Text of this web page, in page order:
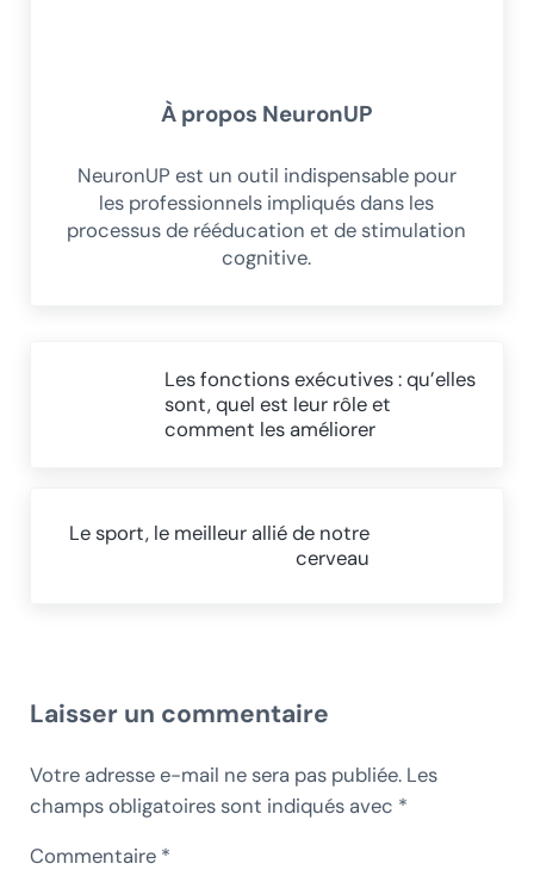
À propos NeuronUP
NeuronUP est un outil indispensable pour
les professionnels impliqués dans les
processus de rééducation et de stimulation
cognitive.
Les fonctions exécutives : qu’elles
sont, quel est leur rôle et
comment les améliorer
Le sport, le meilleur allié de notre
cerveau
Laisser un commentaire
Votre adresse e-mail ne sera pas publiée. Les
champs obligatoires sont indiqués avec *
Commentaire *